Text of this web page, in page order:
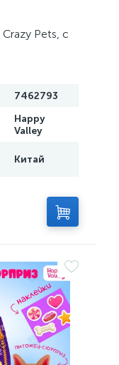
Pets, с
7462793
Happy
Valley
Китай